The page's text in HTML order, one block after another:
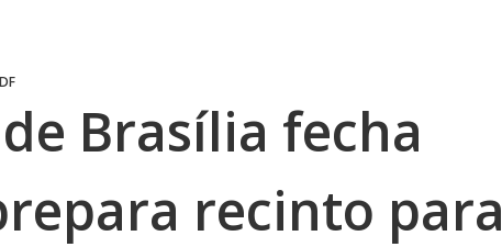
Brasília fecha
recinto para